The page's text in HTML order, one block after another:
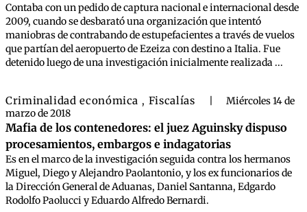
Contaba con un pedido de captura nacional e internacional desde
2009, cuando se desbarató una organización que intentó
maniobras de contrabando de estupefacientes a través de vuelos
que partían del aeropuerto de Ezeiza con destino a Italia. Fue
detenido luego de una investigación inicialmente realizada ...
Criminalidad económica , Fiscalías
Miércoles 14 de
marzo de 2018
Mafia de los contenedores: el juez Aguinsky dispuso
procesamientos, embargos e indagatorias
Es en el marco de la investigación seguida contra los hermanos
Miguel, Diego y Alejandro Paolantonio, y los ex funcionarios de
la Dirección General de Aduanas, Daniel Santanna, Edgardo
Rodolfo Paolucci y Eduardo Alfredo Bernardi.